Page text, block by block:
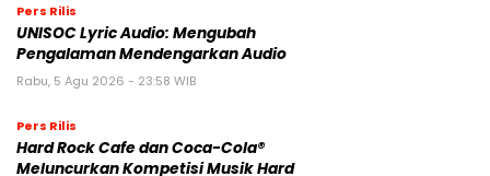
Pers Rilis
UNISOC Lyric Audio: Mengubah
Pengalaman Mendengarkan Audio
Rabu, 5 Agu 2026 - 23:58 WIB
Pers Rilis
Hard Rock Cafe dan Coca-Cola®
Meluncurkan Kompetisi Musik Hard